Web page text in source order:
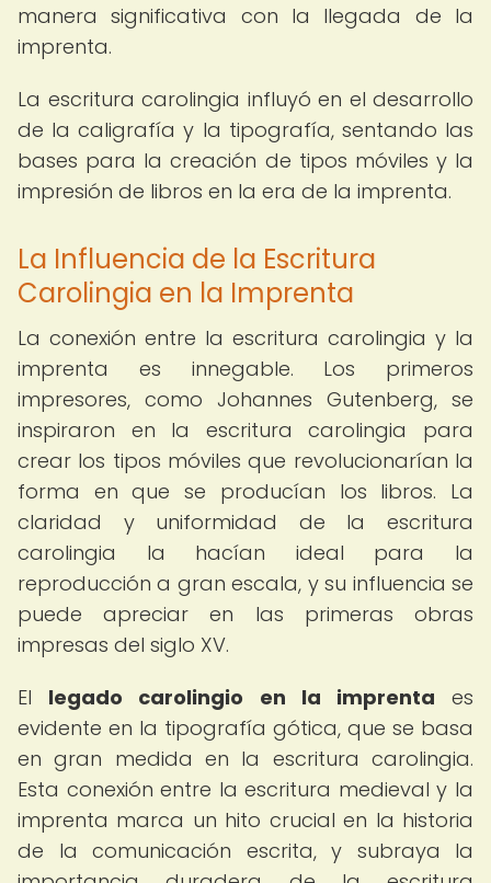
manera significativa con la llegada de la
imprenta.
La escritura carolingia influyó en el desarrollo
de la caligrafía y la tipografía, sentando las
bases para la creación de tipos móviles y la
impresión de libros en la era de la imprenta.
La Influencia de la Escritura
Carolingia en la Imprenta
La conexión entre la escritura carolingia y la
imprenta es innegable. Los primeros
impresores, como Johannes Gutenberg, se
inspiraron en la escritura carolingia para
crear los tipos móviles que revolucionarían la
forma en que se producían los libros. La
claridad y uniformidad de la escritura
carolingia la hacían ideal para la
reproducción a gran escala, y su influencia se
puede apreciar en las primeras obras
impresas del siglo XV.
El legado carolingio en la imprenta es
evidente en la tipografía gótica, que se basa
en gran medida en la escritura carolingia.
Esta conexión entre la escritura medieval y la
imprenta marca un hito crucial en la historia
de la comunicación escrita, y subraya la